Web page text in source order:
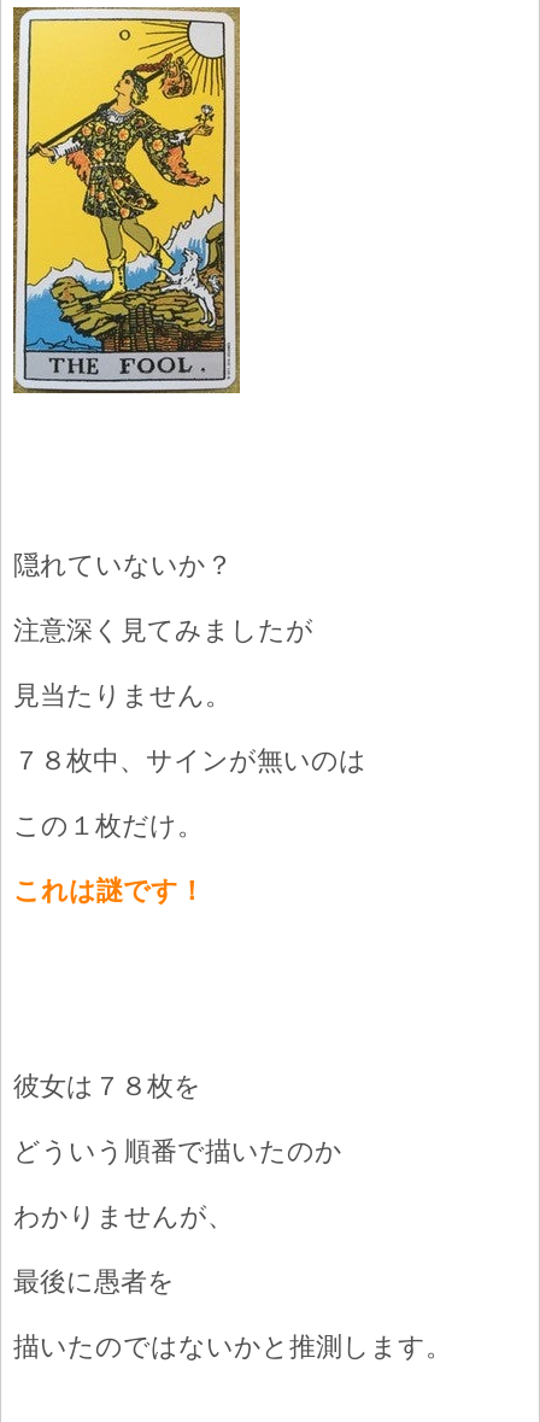
隠れていないか？
注意深く見てみましたが
見当たりません。
７８枚中、サインが無いのは
この１枚だけ。
これは謎です！
彼女は７８枚を
どういう順番で描いたのか
わかりませんが、
最後に愚者を
描いたのではないかと推測します。